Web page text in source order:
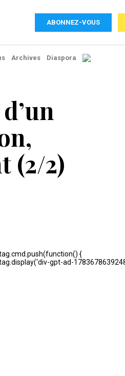
ABONNEZ-VOUS
Archives Diaspora
(2/2)